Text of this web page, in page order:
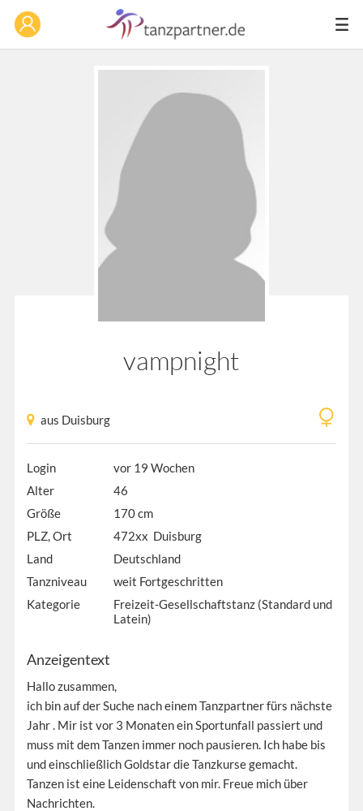
vampnight
aus Duisburg
Login
vor 19 Wochen
Alter
46
Größe
170 cm
PLZ, Ort
472xx Duisburg
Land
Deutschland
Tanzniveau
weit Fortgeschritten
Kategorie
Freizeit-Gesellschaftstanz (Standard und
Latein)
Anzeigentext
Hallo zusammen,
ich bin auf der Suche nach einem Tanzpartner fürs nächste
Jahr . Mir ist vor 3 Monaten ein Sportunfall passiert und
muss mit dem Tanzen immer noch pausieren. Ich habe bis
und einschließlich Goldstar die Tanzkurse gemacht.
Tanzen ist eine Leidenschaft von mir. Freue mich über
Nachrichten.